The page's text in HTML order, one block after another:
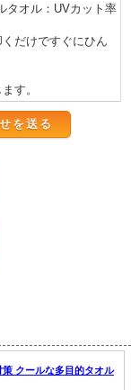
タオル：UVカット率
だけですぐにひん
す。
策 クールな多目的タオル